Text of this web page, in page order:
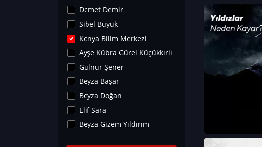
Astronomi ve Uzay
Noroloji
Matematik
Teknoloji
İklim Değişikliği
Arkeoloji
Kültür&Sanat
Yaşam Tavsiyeleri
Merakoloji
Demet Demir
Sibel Büyük
Konya Bilim Merkezi
Ayşe Kübra Gürel Küçükkırlı
Gülnur Şener
Beyza Başar
Beyza Doğan
Elif Sara
Beyza Gizem Yıldırım
İlknur İyigökler